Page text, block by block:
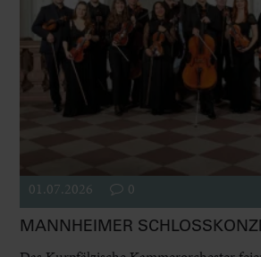
01.07.2026 0
MANNHEIMER